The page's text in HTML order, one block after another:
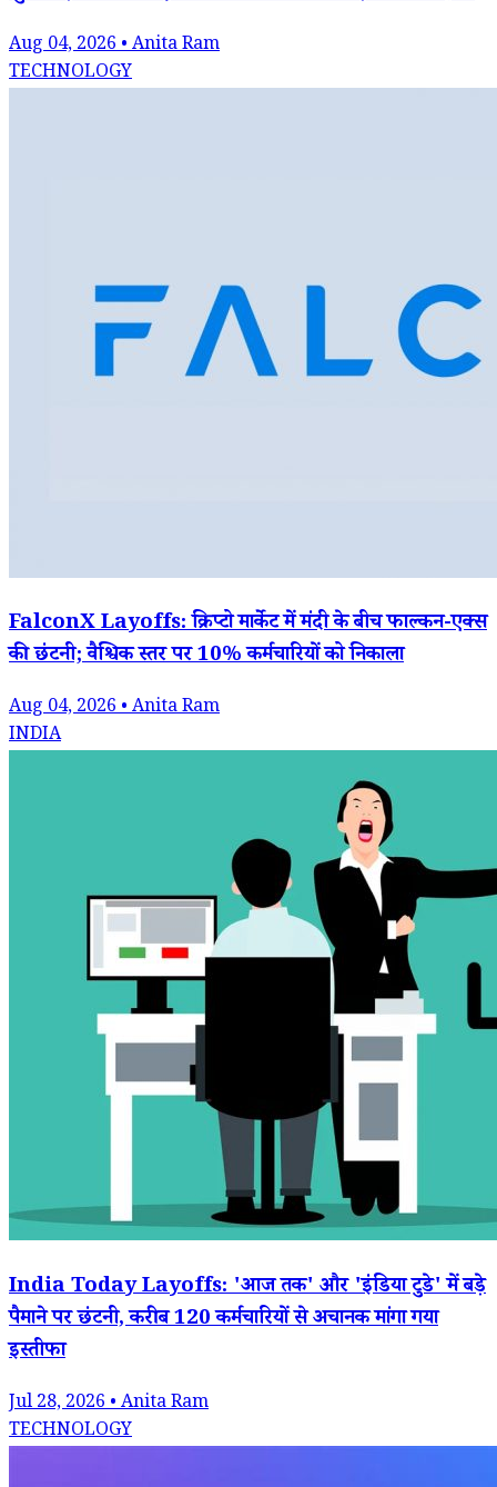
Aug 04, 2026 • Anita Ram
TECHNOLOGY
FalconX Layoffs: क्रिप्टो मार्केट में मंदी के बीच फाल्कन-एक्स
की छंटनी; वैश्विक स्तर पर 10% कर्मचारियों को निकाला
Aug 04, 2026 • Anita Ram
INDIA
India Today Layoffs: 'आज तक' और 'इंडिया टुडे' में बड़े
पैमाने पर छंटनी, करीब 120 कर्मचारियों से अचानक मांगा गया
इस्तीफा
Jul 28, 2026 • Anita Ram
TECHNOLOGY